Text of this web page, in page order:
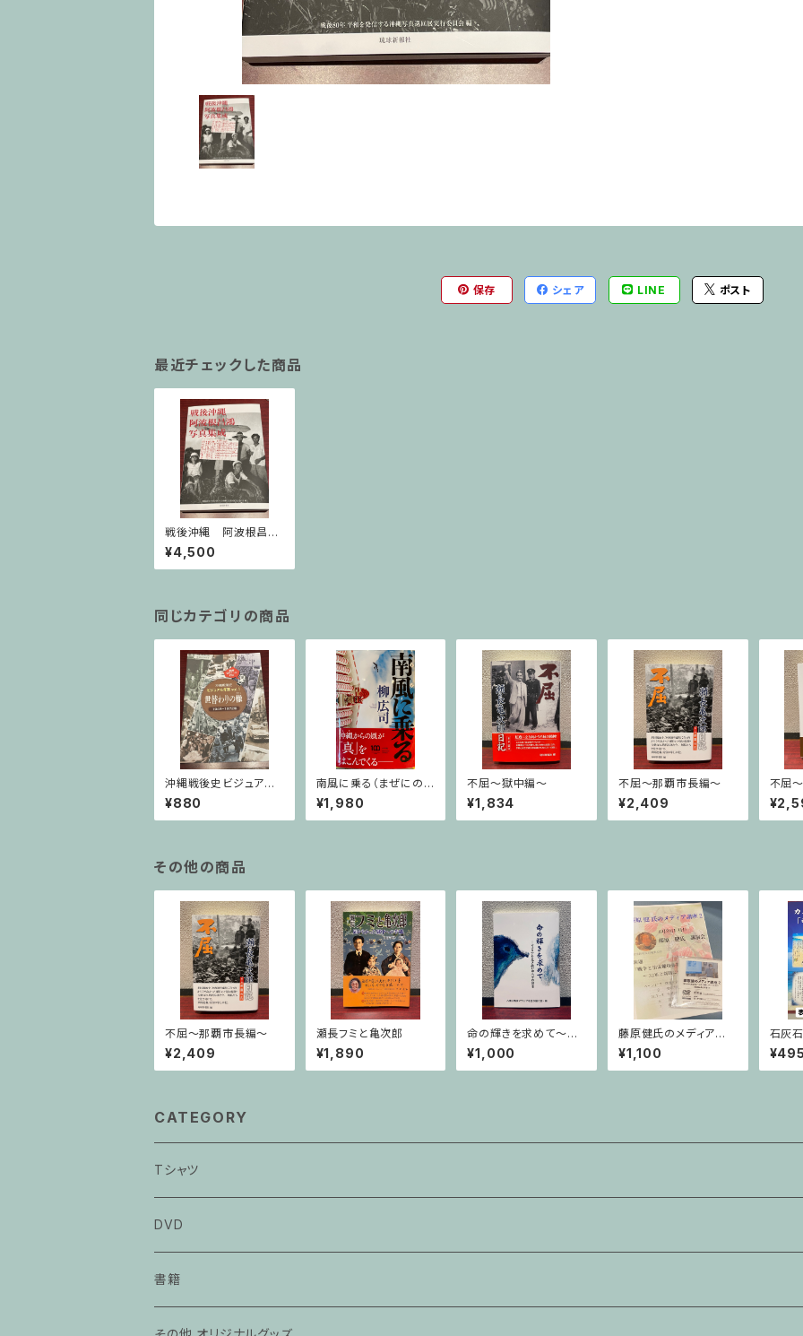
保存 シェア LINE ポスト
最近チェックした商品
戦後沖縄 阿波根昌鴻
写真集成
¥4,500
同じカテゴリの商品
沖縄戦後史ビジュアル
年表vol.1世替わりの轍
¥880
南風に乗る（まぜにの
る）
¥1,980
不屈〜獄中編〜
¥1,834
不屈〜那覇市長編〜
¥2,409
不屈
その他の商品
不屈〜那覇市長編〜
¥2,409
瀬長フミと亀次郎
¥1,890
命の輝きを求めて〜マ
ラリアを生き抜いた人々
の証言〜
¥1,000
藤原健氏のメディア講
座 2
¥1,100
石灰
ロー
リジナ
CATEGORY
Tシャツ
カメジローTシャツ
辺野古 不屈Tシャツ
DVD
書籍